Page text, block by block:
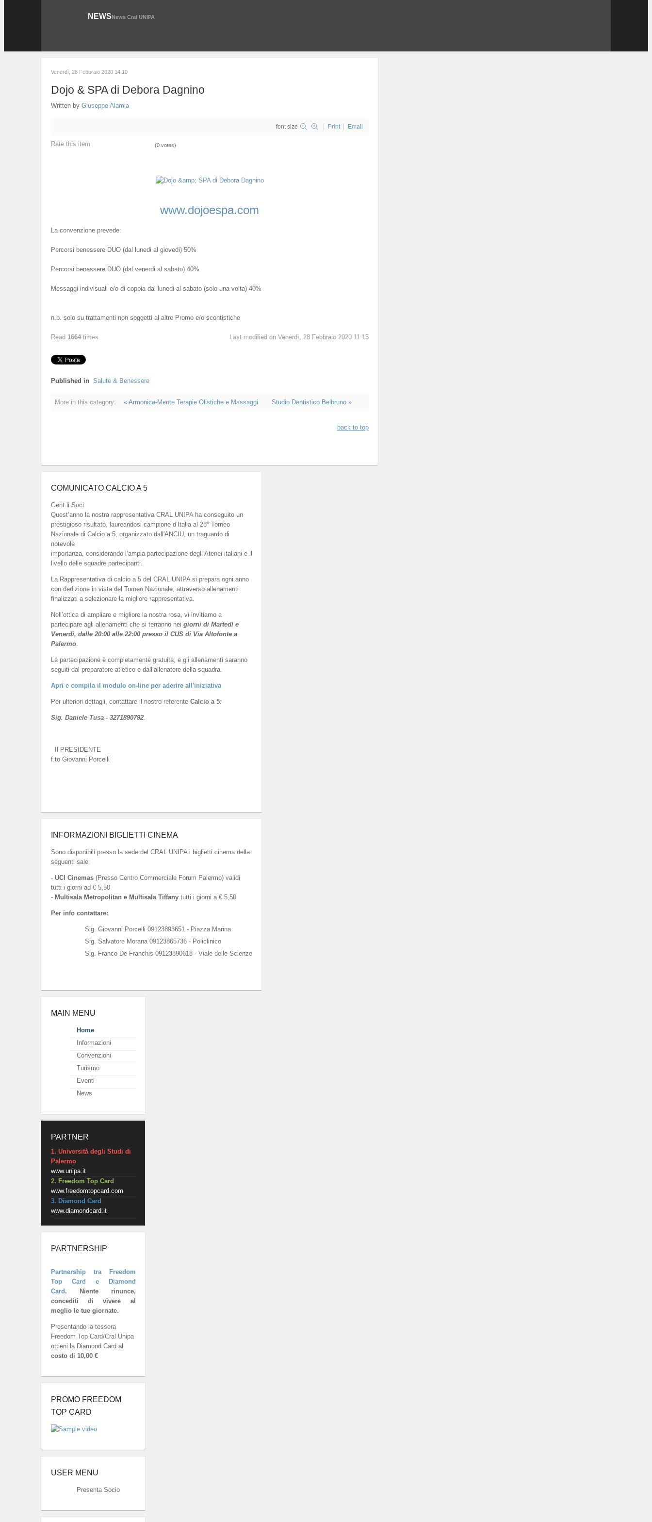
NEWSNews Cral UNIPA
Venerdì, 28 Febbraio 2020 14:10
Dojo & SPA di Debora Dagnino
Written by Giuseppe Alamia
font size Print Email
Rate this item (0 votes)
www.dojoespa.com
La convenzione prevede:
Percorsi benessere DUO (dal lunedi al giovedi) 50%
Percorsi benessere DUO (dal venerdi al sabato) 40%
Messaggi indivisuali e/o di coppia dal lunedi al sabato (solo una volta) 40%
n.b. solo su trattamenti non soggetti al altre Promo e/o scontistiche
Read 1664times Last modified on Venerdì, 28 Febbraio 2020 11:15
Published in Salute & Benessere
More in this category: « Armonica-Mente Terapie Olistiche e Massaggi Studio Dentistico Belbruno »
back to top
COMUNICATO CALCIO A 5
Gent.li Soci
Quest’anno la nostra rappresentativa CRAL UNIPA ha conseguito un
prestigioso risultato, laureandosi campione d’Italia al 28° Torneo
Nazionale di Calcio a 5, organizzato dall'ANCIU, un traguardo di
notevole
importanza, considerando l’ampia partecipazione degli Atenei italiani e il
livello delle squadre partecipanti.
La Rappresentativa di calcio a 5 del CRAL UNIPA si prepara ogni anno
con dedizione in vista del Torneo Nazionale, attraverso allenamenti
finalizzati a selezionare la migliore rappresentativa.
Nell’ottica di ampliare e migliore la nostra rosa, vi invitiamo a
partecipare agli allenamenti che si terranno nei giorni di Martedì e
Venerdì, dalle 20:00 alle 22:00 presso il CUS di Via Altofonte a
Palermo.
La partecipazione è completamente gratuita, e gli allenamenti saranno
seguiti dal preparatore atletico e dall’allenatore della squadra.
Apri e compila il modulo on-line per aderire all'iniziativa
Per ulteriori dettagli, contattare il nostro referente Calcio a 5:
Sig. Daniele Tusa - 3271890792.
Il PRESIDENTE
f.to Giovanni Porcelli
INFORMAZIONI BIGLIETTI CINEMA
Sono disponibili presso la sede del CRAL UNIPA i biglietti cinema delle
seguenti sale:
- UCI Cinemas(Presso Centro Commerciale Forum Palermo) validi
tutti i giorni ad € 5,50
- Multisala Metropolitan e Multisala Tiffanytutti i giorni a € 5,50
Per info contattare:
Sig. Giovanni Porcelli 09123893651 - Piazza Marina
Sig. Salvatore Morana 09123865736 - Policlinico
Sig. Franco De Franchis 09123890618 - Viale delle Scienze
MAIN MENU
Home
Informazioni
Convenzioni
Turismo
Eventi
News
PARTNER
1. Università degli Studi di
Palermo
www.unipa.it
2. Freedom Top Card
www.freedomtopcard.com
3. Diamond Card
www.diamondcard.it
PARTNERSHIP
Partnership tra Freedom
Top Card e Diamond
Card. Niente rinunce,
concediti di vivere al
meglio le tue giornate.
Presentando la tessera
Freedom Top Card/Cral Unipa
ottieni la Diamond Card al
costo di 10,00 €
PROMO FREEDOM
TOP CARD
USER MENU
Presenta Socio